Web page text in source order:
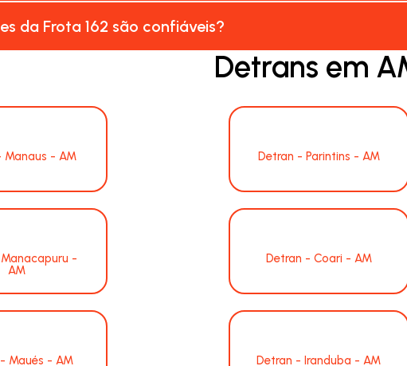
da Frota 162 são confiáveis?
Detrans em
Manaus - AM Detran - Parintins - AM
-
AM
Detran - Coari - AM
Maués - AM Detran - Iranduba - AM